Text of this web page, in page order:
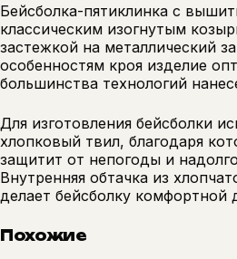
Бейсболка-пятиклинка с
классическим изогнутым
застежкой на металлический
особенностям кроя изделие
большинства технологий
Для изготовления бейсболки
хлопковый твил, благодаря
защитит от непогоды и
Внутренняя обтачка из
делает бейсболку комфортной
Похожие